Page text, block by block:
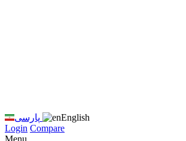
پارسی
English
Login Compare
Menu